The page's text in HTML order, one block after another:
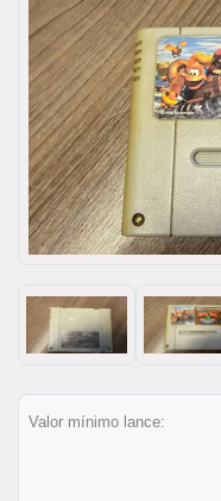
Valor mínimo lance: